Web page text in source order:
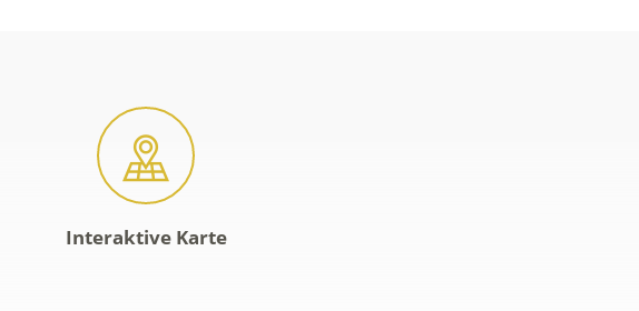
Interaktive Karte